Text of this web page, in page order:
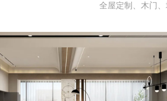
全屋定制、木门、